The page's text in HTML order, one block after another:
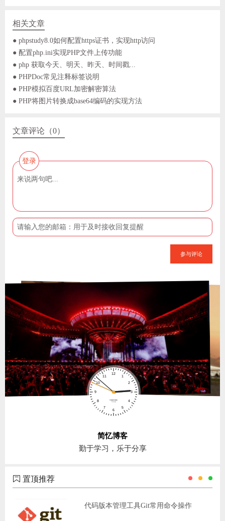
相关文章
● phpstudy8.0如何配置https证书，实现http访问
● 配置php.ini实现PHP文件上传功能
● php 获取今天、明天、昨天、时间戳...
● PHPDoc常见注释标签说明
● PHP模拟百度URL加密解密算法
● PHP将图片转换成base64编码的实现方法
文章评论（0）
登录
参与评论
简忆博客
勤于学习，乐于分享
置顶推荐
代码版本管理工具Git常用命令操作